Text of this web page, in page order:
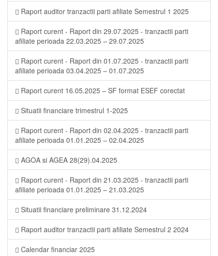
Raport auditor tranzactii parti afiliate Semestrul 1 2025
Raport curent - Raport din 29.07.2025 - tranzactii parti
afiliate perioada 22.03.2025 – 29.07.2025
Raport curent - Raport din 01.07.2025 - tranzactii parti
afiliate perioada 03.04.2025 – 01.07.2025
Raport curent 16.05.2025 – SF format ESEF corectat
Situatii financiare trimestrul 1-2025
Raport curent - Raport din 02.04.2025 - tranzactii parti
afiliate perioada 01.01.2025 – 02.04.2025
AGOA si AGEA 28(29).04.2025
Raport curent - Raport din 21.03.2025 - tranzactii parti
afiliate perioada 01.01.2025 – 21.03.2025
Situatii financiare preliminare 31.12.2024
Raport auditor tranzactii parti afiliate Semestrul 2 2024
Calendar financiar 2025